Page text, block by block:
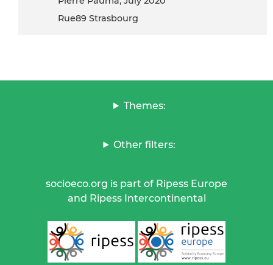
Rue89 Strasbourg
Themes:
Other filters:
socioeco.org is part of Ripess Europe
and Ripess Intercontinental